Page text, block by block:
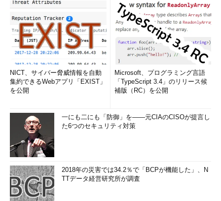
NICT、サイバー脅威情報を自動
集約できるWebアプリ「EXIST」
を公開
Microsoft、プログラミング言語
「TypeScript 3.4」のリリース候
補版（RC）を公開
一にも二にも「防御」を――元CIAのCISOが提言し
た6つのセキュリティ対策
2018年の災害では34.2％で「BCPが機能した」、N
TTデータ経営研究所が調査